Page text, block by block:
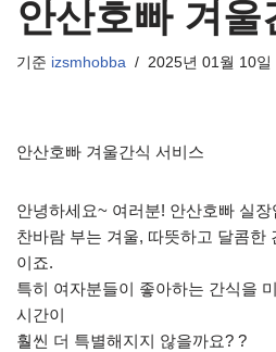
뛰
안산호빠 겨
기준 izsmhobba 2025년 01월 10일
안산호빠 겨울간식 서비스
안녕하세요~ 여러분! 안산호빠 실장
찬바람 부는 겨울, 따뜻하고 달콤한
이죠.
특히 여자분들이 좋아하는 간식을
시간이
훨씬 더 특별해지지 않을까요? ?